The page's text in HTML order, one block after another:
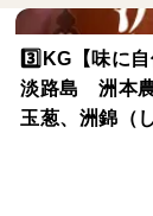
3️⃣KG【味に
淡路島 洲本
玉葱、洲錦（